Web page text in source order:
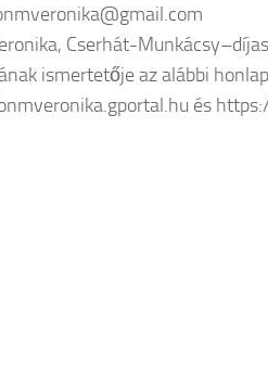
Cserhát-
ismertetője az alábbi
és